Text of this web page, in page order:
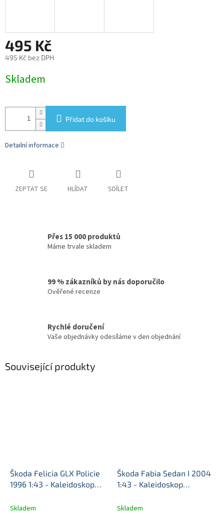
495 Kč
495 Kč bez DPH
cena:
Skladem
Přidat do košíku
Detailní informace
ZEPTAT SE HLÍDAT SDÍLET
Přes 15 000 produktů
Máme trvale skladem
99 % zákazníků by nás doporučilo
Ověřené recenze
Rychlé doručení
Vaše objednávky odesíláme v den objednání
Související produkty
Škoda Felicia GLX Policie
1996 1:43 - Kaleidoskop
modelem #124
Skladem
Škoda Fabia Sedan I 2004
1:43 - Kaleidoskop
modelem #122
Skladem